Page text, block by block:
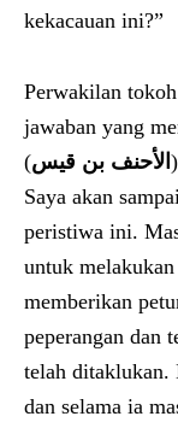
kekacauan ini?”
Perwakilan
jawaban yang
(الأحنف بن قيس
Saya akan
peristiwa ini.
untuk
memberikan
peperangan dan
telah ditaklukan.
dan selama ia